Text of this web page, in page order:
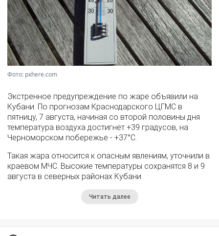
Фото: pxhere.com
Экстренное предупреждение по жаре объявили на
Кубани. По прогнозам Краснодарского ЦГМС в
пятницу, 7 августа, начиная со второй половины дня
температура воздуха достигнет +39 градусов, на
Черноморском побережье - +37°­С.
Такая жара относится к опасным явлениям, уточнили в
краевом МЧС. Высокие температуры сохранятся 8 и 9
августа в северных районах Кубани.
Читать далее